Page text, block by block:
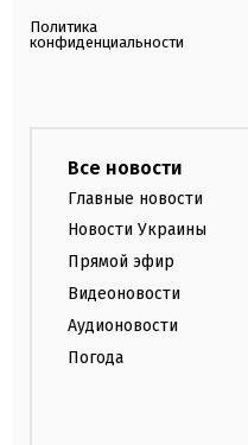
Политика
конфиденциальности
Все новости
Главные новости
Новости Украины
Прямой эфир
Видеоновости
Аудионовости
Погода